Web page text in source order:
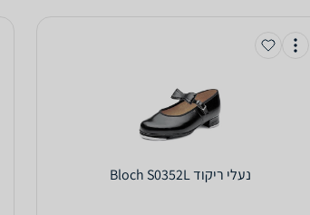
‏נעלי ריקוד Bloch S0352L